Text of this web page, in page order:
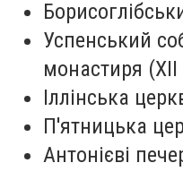
Успенський
монастиря (XII
Іллінська
П'ятницька
Антонієві